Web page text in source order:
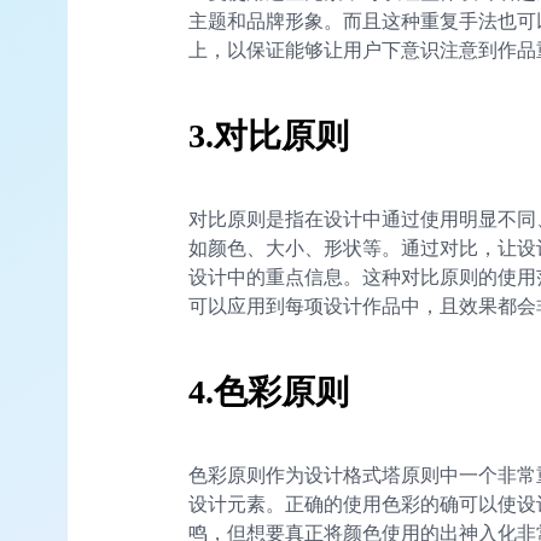
主题和品牌形象。而且这种重复手法也
上，以保证能够让用户下意识注意到作
3.对比原则​
对比原则是指在设计中通过使用明显不
如颜色、大小、形状等。通过对比，让
设计中的重点信息。这种对比原则的使
可以应用到每项设计作品中，且效果都
4.色彩原则​
色彩原则作为设计格式塔原则中一个非
设计元素。正确的使用色彩的确可以使
鸣，但想要真正将颜色使用的出神入化